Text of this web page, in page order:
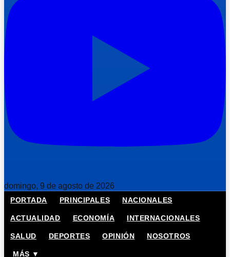
domingo, 9 de agosto de 2026
PORTADA PRINCIPALES NACIONALES
ACTUALIDAD ECONOMÍA INTERNACIONALES
SALUD DEPORTES OPINIÓN NOSOTROS
MÁS ▼